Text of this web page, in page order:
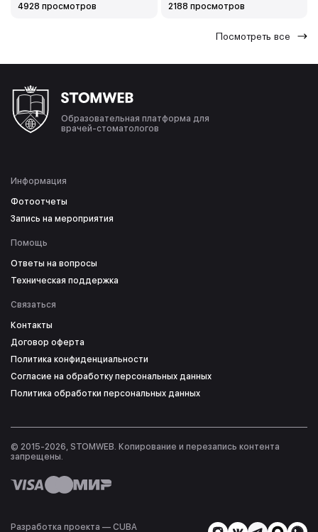
4928 просмотров 2188 просмотров
Посмотреть все
Образовательная платформа для
врачей-стоматологов
Информация
Фотоотчеты
Запись на мероприятия
Помощь
Ответы на вопросы
Техническая поддержка
Связаться
Контакты
Договор оферта
Политика конфиденциальности
Согласие на обработку персональных данных
Политика обработки персональных данных
© 2015-2026, STOMWEB. Копирование и перезапись контента
запрещены.
Разработка проекта — СUBA